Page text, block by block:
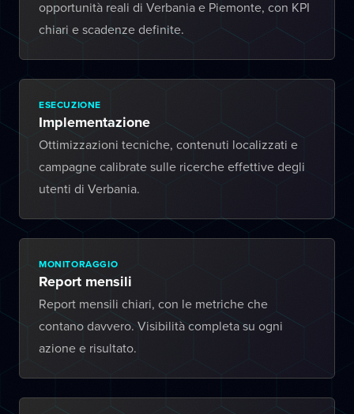
opportunità reali di Verbania e Piemonte, con KPI
chiari e scadenze definite.
ESECUZIONE
Implementazione
Ottimizzazioni tecniche, contenuti localizzati e
campagne calibrate sulle ricerche effettive degli
utenti di Verbania.
MONITORAGGIO
Report mensili
Report mensili chiari, con le metriche che
contano davvero. Visibilità completa su ogni
azione e risultato.